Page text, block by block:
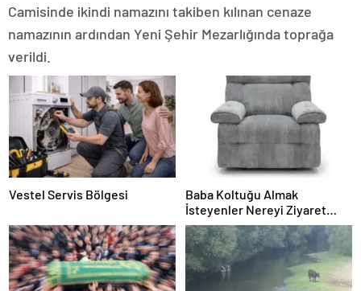
Camisinde ikindi namazını takiben kılınan cenaze
namazının ardından Yeni Şehir Mezarlığında toprağa
verildi.
Vestel Servis Bölgesi
Baba Koltuğu Almak
İsteyenler Nereyi Ziyaret
Edebilir?